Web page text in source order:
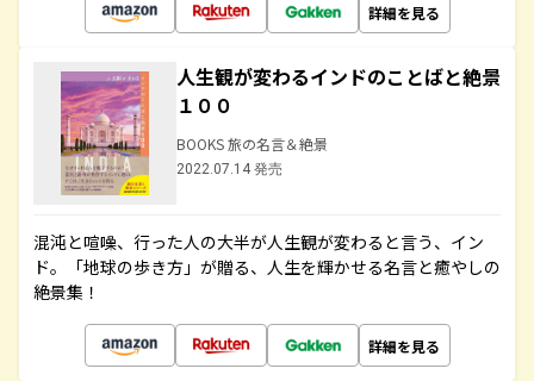
詳細を見る
人生観が変わるインドのことばと絶景
１００
BOOKS 旅の名言＆絶景
2022.07.14 発売
混沌と喧噪、行った人の大半が人生観が変わると言う、イン
ド。「地球の歩き方」が贈る、人生を輝かせる名言と癒やしの
絶景集！
詳細を見る